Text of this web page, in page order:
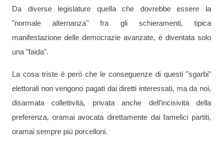
Da diverse legislature quella che dovrebbe essere la
"normale alternanza" fra gli schieramenti, tipica
manifestazione delle democrazie avanzate, è diventata solo
una "faida".
La cosa triste è però che le conseguenze di questi "sgarbi"
elettorali non vengono pagati dai diretti interessati, ma da noi,
disarmata collettività, privata anche dell’incisività della
preferenza, oramai avocata direttamente dai famelici partiti,
oramai sempre più porcelloni.